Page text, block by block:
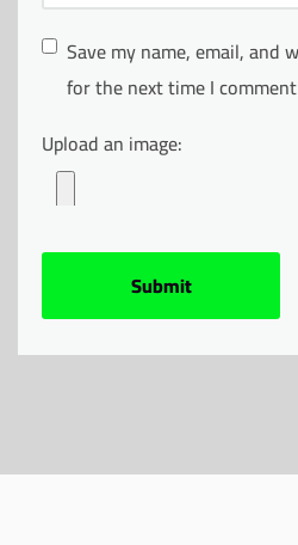
Save my name, email, and
for the next time I
Upload an image: